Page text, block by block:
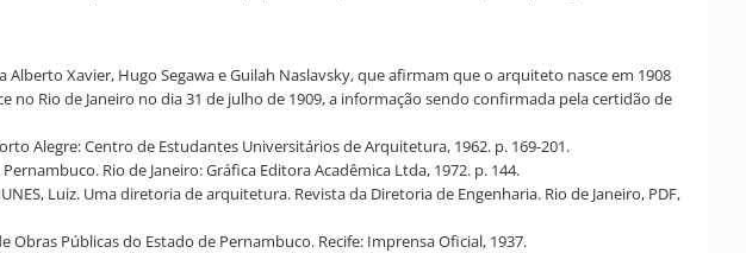
Xavier, Hugo Segawa e Guilah Naslavsky, que afirmam que o arquiteto nasce em 1908
Rio de Janeiro no dia 31 de julho de 1909, a informação sendo confirmada pela certidão de
Alegre: Centro de Estudantes Universitários de Arquitetura, 1962. p. 169-201.
Rio de Janeiro: Gráfica Editora Acadêmica Ltda, 1972. p. 144.
Luiz. Uma diretoria de arquitetura. Revista da Diretoria de Engenharia. Rio de Janeiro, PDF,
Públicas do Estado de Pernambuco. Recife: Imprensa Oficial, 1937.